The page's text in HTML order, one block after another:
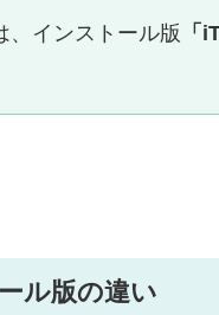
インストール版 「
ル版の違い